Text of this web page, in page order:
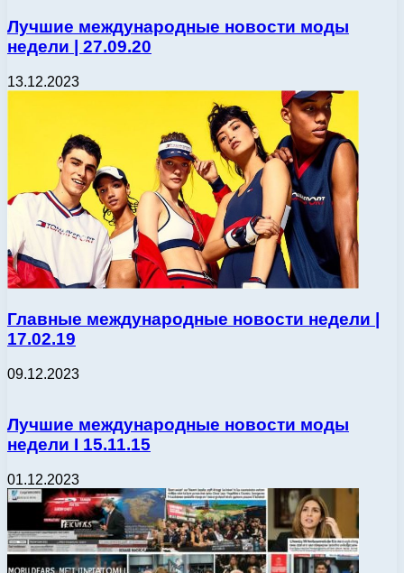
Лучшие международные новости моды
недели | 27.09.20
13.12.2023
Главные международные новости недели |
17.02.19
09.12.2023
Лучшие международные новости моды
недели І 15.11.15
01.12.2023